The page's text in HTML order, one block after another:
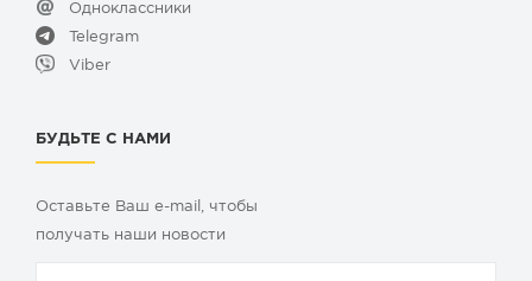
Одноклассники
Telegram
Viber
БУДЬТЕ С НАМИ
Оставьте Ваш e-mail, чтобы
получать наши новости